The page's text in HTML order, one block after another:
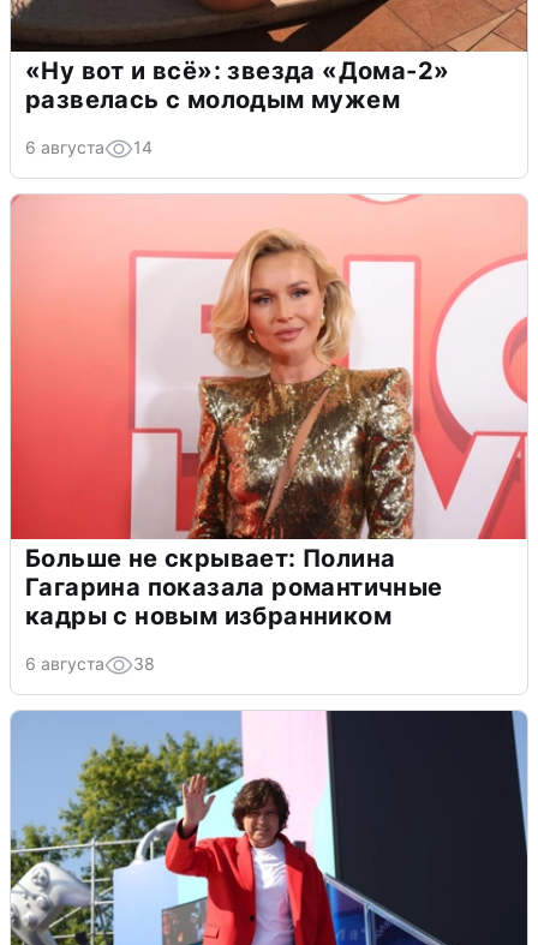
«Ну вот и всё»: звезда «Дома-2»
развелась с молодым мужем
6 августа 14
Больше не скрывает: Полина
Гагарина показала романтичные
кадры с новым избранником
6 августа 38